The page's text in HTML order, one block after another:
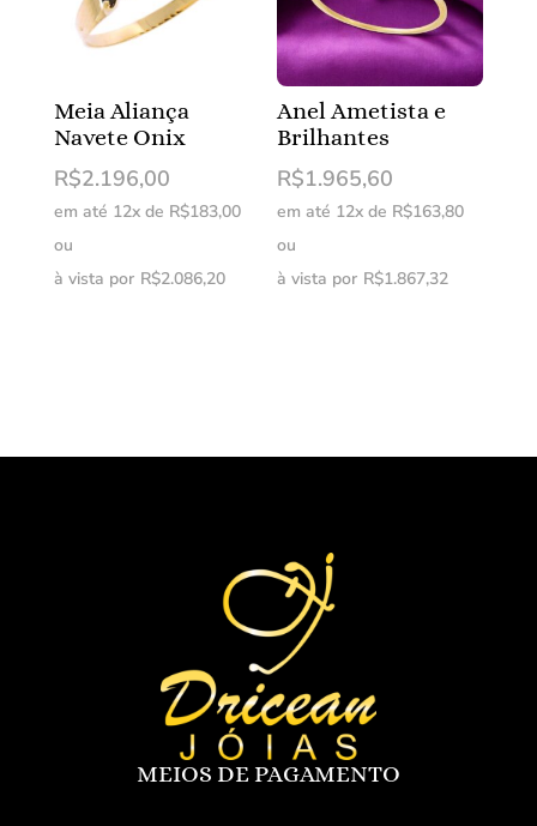
Meia Aliança
Navete Onix
R$2.196,00
em até 12x de R$183,00
ou
à vista por R$2.086,20
Anel Ametista e
Brilhantes
R$1.965,60
em até 12x de R$163,80
ou
à vista por R$1.867,32
MEIOS DE PAGAMENTO